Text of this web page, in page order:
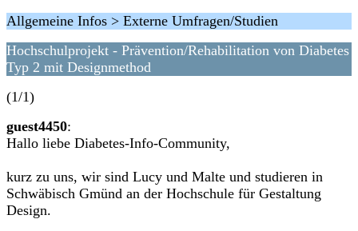
Allgemeine Infos > Externe Umfragen/Studien
Hochschulprojekt - Prävention/Rehabilitation von Diabetes
Typ 2 mit Designmethod
(1/1)
guest4450:
Hallo liebe Diabetes-Info-Community,
kurz zu uns, wir sind Lucy und Malte und studieren in
Schwäbisch Gmünd an der Hochschule für Gestaltung
Design.